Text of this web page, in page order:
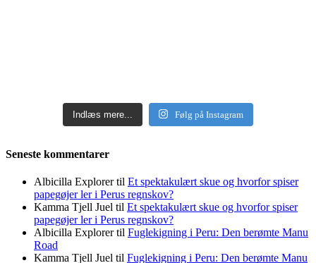
Indlæs mere... Følg på Instagram
Seneste kommentarer
Albicilla Explorertil Et spektakulært skue og hvorfor spiser
papegøjer ler i Perus regnskov?
Kamma Tjell Juel til Et spektakulært skue og hvorfor spiser
papegøjer ler i Perus regnskov?
Albicilla Explorertil Fuglekigning i Peru: Den berømte Manu
Road
Kamma Tjell Juel til Fuglekigning i Peru: Den berømte Manu